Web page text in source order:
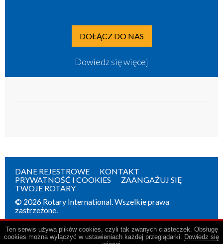
DOŁĄCZ DO NAS
Dowiedz się więcej
DANE REJESTROWE
KONTAKT
PRYWATNOŚĆ I COOKIES
ZAANGAŻUJ SIĘ
TWOJE ROTARY
© 2026 Rotary International. Wszelkie prawa
zastrzeżone.
Ten serwis używa plików cookies, czyli tak zwanych ciasteczek. Obsługę
cookies można wyłączyć w ustawieniach każdej przeglądarki. Dowiedz się